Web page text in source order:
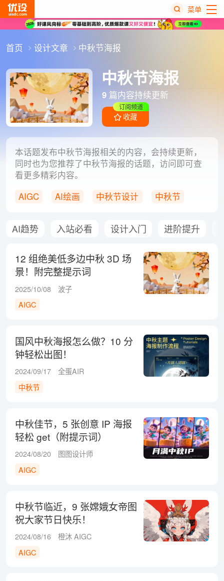
菜单
首页 设计文章 中秋节海报
中秋节海报
9 篇内容持续更新
收藏
订阅频道
本话题发布中秋节海报相关的内容，会持续更新，
同时也为您推荐了中秋节海报的话题，访问即可查
看更多精彩内容。
AIGC
AI绘画 中秋节设计
中秋节
AI趋势 入站必看 设计入门 进阶提升
12 组绝美低多边中秋 3D 场
景！附完整提示词
2025/10/08
波子
AIGC
国风中秋海报怎么做？10 分
钟轻松出图！
2024/09/17
全蛋AIR
中秋节
中秋佳节，5 张创意 IP 海报
轻松 get（附提示词）
2024/08/20
图图设计师
AIGC
中秋节临近，9 张嫦娥女帝图
祝大家节日快乐！
2024/08/16
橙沐 AIGC
AIGC